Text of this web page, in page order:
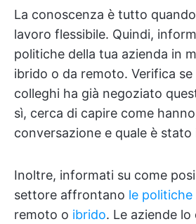
La conoscenza è tutto
lavoro flessibile. Quindi,
politiche della tua azienda in
ibrido o da remoto. Verifica
colleghi ha già negoziato
sì, cerca di capire come
conversazione e quale è stato
Inoltre, informati su come
settore affrontano le politiche
remoto o ibrido. Le aziende